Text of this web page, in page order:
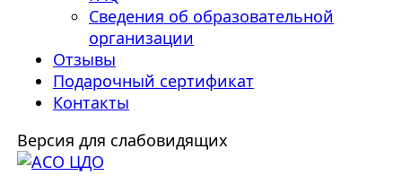
Сведения об образовательной
организации
Отзывы
Подарочный сертификат
Контакты
Версия для слабовидящих